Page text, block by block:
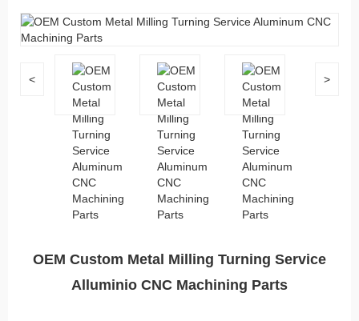
< >
OEM Custom Metal Milling Turning Service
Alluminio CNC Machining Parts